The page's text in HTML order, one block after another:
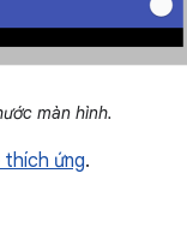
màn hình.
thích ứng.